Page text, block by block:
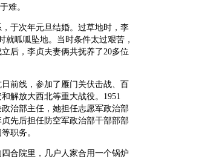
难。
于次年元旦结婚。过草地时，李
呱呱坠地。当时条件太过艰苦，
后，李贞夫妻俩共抚养了20多位
前线，参加了雁门关伏击战、百
解放大西北等重大战役。1951
治部主任，她担任志愿军政治部
先后担任防空军政治部干部部部
职务。
合院里，几户人家合用一个锅炉